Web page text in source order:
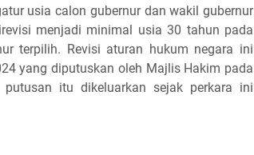
usia calon gubernur dan wakil gubernur
menjadi minimal usia 30 tahun pada
terpilih. Revisi aturan hukum negara ini
yang diputuskan oleh Majlis Hakim pada
itu dikeluarkan sejak perkara ini